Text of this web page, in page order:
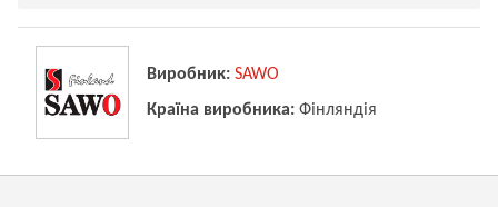
Виробник: SAWO
Країна виробника: Фінляндія